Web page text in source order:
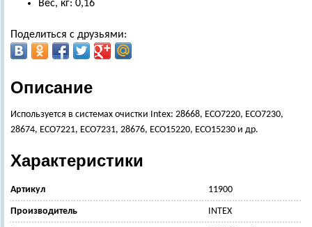
Вес, кг: 0,16
Поделиться с друзьями:
Описание
Используется в системах очистки Intex: 28668, ECO7220, ECO7230,
28674, ECO7221, ECO7231, 28676, ECO15220, ECO15230 и др.
Характеристики
Артикул 11900
Производитель INTEX